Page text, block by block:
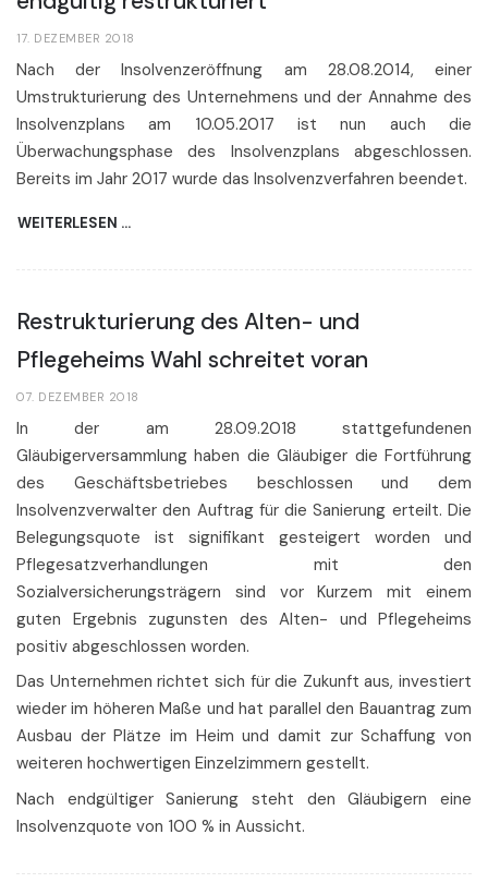
17. DEZEMBER 2018
Nach der Insolvenzeröffnung am 28.08.2014, einer
Umstrukturierung des Unternehmens und der Annahme des
Insolvenzplans am 10.05.2017 ist nun auch die
Überwachungsphase des Insolvenzplans abgeschlossen.
Bereits im Jahr 2017 wurde das Insolvenzverfahren beendet.
WEITERLESEN …
Restrukturierung des Alten- und
Pflegeheims Wahl schreitet voran
07. DEZEMBER 2018
In der am 28.09.2018 stattgefundenen
Gläubigerversammlung haben die Gläubiger die Fortführung
des Geschäftsbetriebes beschlossen und dem
Insolvenzverwalter den Auftrag für die Sanierung erteilt. Die
Belegungsquote ist signifikant gesteigert worden und
Pflegesatzverhandlungen mit den
Sozialversicherungsträgern sind vor Kurzem mit einem
guten Ergebnis zugunsten des Alten- und Pflegeheims
positiv abgeschlossen worden.
Das Unternehmen richtet sich für die Zukunft aus, investiert
wieder im höheren Maße und hat parallel den Bauantrag zum
Ausbau der Plätze im Heim und damit zur Schaffung von
weiteren hochwertigen Einzelzimmern gestellt.
Nach endgültiger Sanierung steht den Gläubigern eine
Insolvenzquote von 100 % in Aussicht.